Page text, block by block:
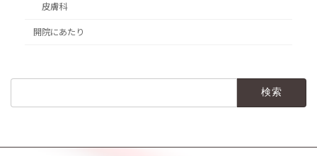
皮膚科
開院にあたり